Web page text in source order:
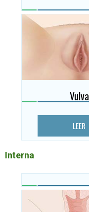
Vulva
LEER
Interna